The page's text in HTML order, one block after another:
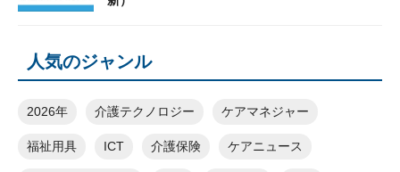
人気のジャンル
2026年 介護テクノロジー ケアマネジャー
福祉用具 ICT 介護保険 ケアニュース